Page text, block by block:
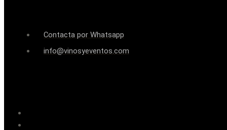
Contacta por Whatsapp
info@vinosyeventos.com